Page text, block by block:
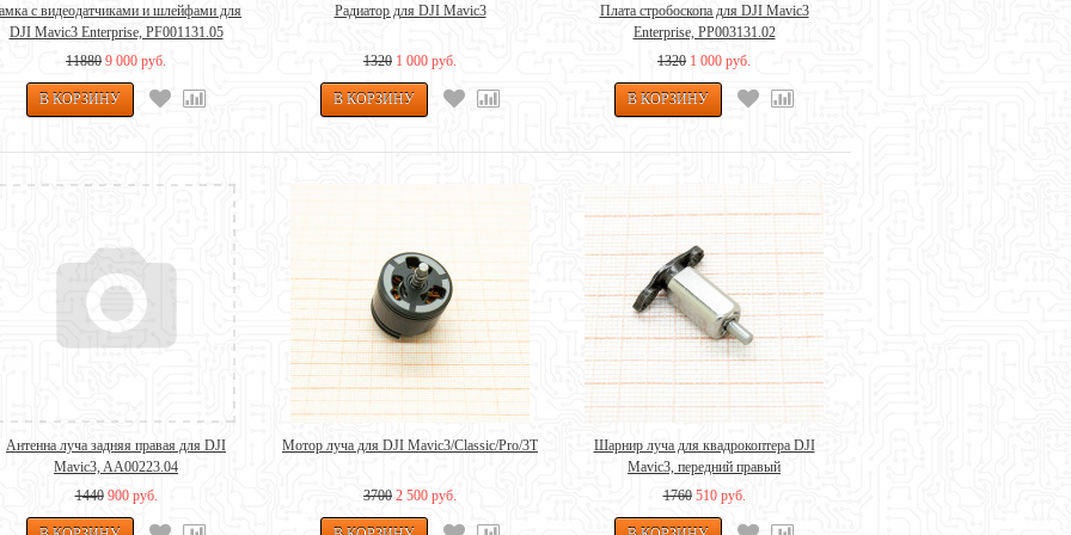
с видеодатчиками и шлейфами для
DJI Mavic3 Enterprise, PF001131.05
11880 9 000 руб.
Радиатор для DJI Mavic3
1320 1 000 руб.
Плата стробоскопа для DJI Mavic3
Enterprise, PP003131.02
1320 1 000 руб.
Антенна луча задняя правая для DJI
Mavic3, AA00223.04
1440 900 руб.
Мотор луча для DJI Mavic3/Classic/Pro/3T
3700 2 500 руб.
Шарнир луча для квадрокоптера DJI
Mavic3, передний правый
1760 510 руб.